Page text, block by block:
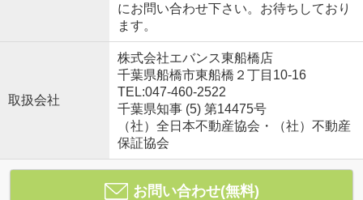
にお問い合わせ下さい。お待ちしており
ます。
取扱会社
株式会社エバンス東船橋店
千葉県船橋市東船橋２丁目10-16
TEL:047-460-2522
千葉県知事 (5) 第14475号
（社）全日本不動産協会・（社）不動産
保証協会
お問い合わせ(無料)